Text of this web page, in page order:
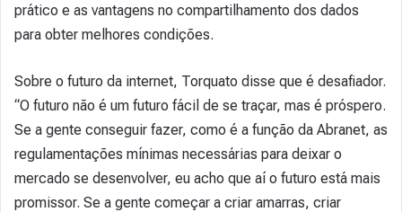
prático e as vantagens no compartilhamento dos dados
para obter melhores condições.
Sobre o futuro da internet, Torquato disse que é desafiador.
“O futuro não é um futuro fácil de se traçar, mas é próspero.
Se a gente conseguir fazer, como é a função da Abranet, as
regulamentações mínimas necessárias para deixar o
mercado se desenvolver, eu acho que aí o futuro está mais
promissor. Se a gente começar a criar amarras, criar